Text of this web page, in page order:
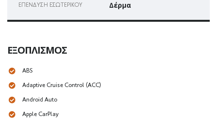
ΕΠΈΝΔΥΣΗ ΕΣΩΤΕΡΙΚΟΎ Δέρμα
ΕΞΟΠΛΙΣΜΌΣ
ABS
Adaptive Cruise Control (ACC)
Android Auto
Apple CarPlay